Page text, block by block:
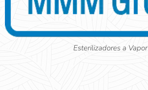
Esterilizadores a Vapor